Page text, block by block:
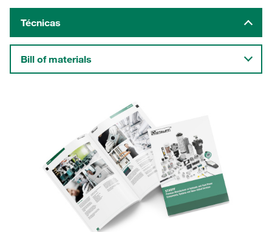
Técnicas
Bill of materials